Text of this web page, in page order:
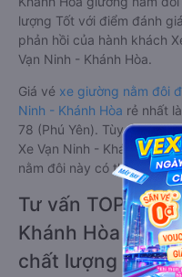
lượng Tốt với điểm đánh
phản hồi của hành khách
Vạn Ninh - Khánh Hòa.
Giá vé xe giường nằm đôi
Ninh - Khánh Hòa rẻ nhất
78 (Phú Yên). Tùy thuộc
Xe Vạn Ninh - Khánh Hòa
nằm đôi này có thể sẽ rẻ
Tư vấn TOP 2 xe
Khánh Hòa từ
chất lượng cao,